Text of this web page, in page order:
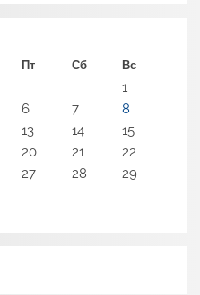
Пт Сб Вс
1
6 7
8
13 14
15
20 21
22
27 28
29